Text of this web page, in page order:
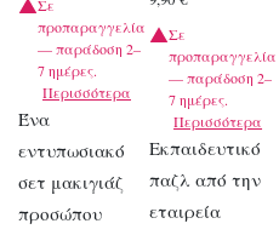
Σε
προπαραγγελία
— παράδοση 2–
7 ημέρες.
Περισσότερα
Ένα
εντυπωσιακό
σετ μακιγιάζ
προσώπου
Σε
προπαραγγελία
— παράδοση 2–
7 ημέρες.
Περισσότερα
Εκπαιδευτικό
παζλ από την
εταιρεία